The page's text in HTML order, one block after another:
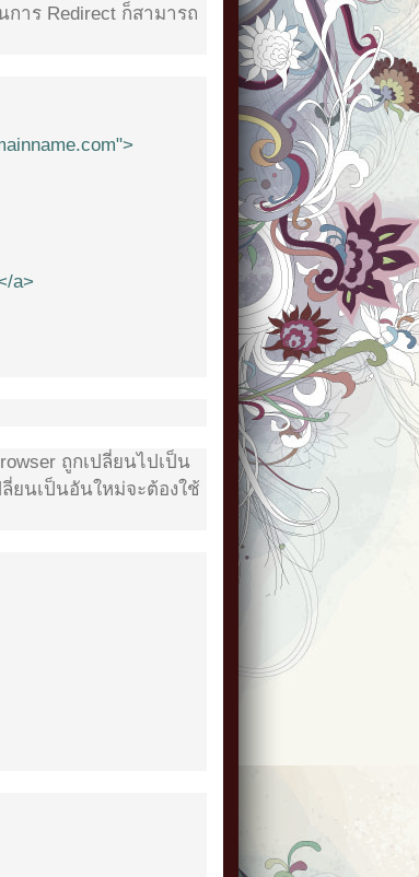
าร Redirect ก็สามารถ
a>
ถูกเปลี่ยนไปเป็น
ยนเป็นอันใหม่จะต้องใช้